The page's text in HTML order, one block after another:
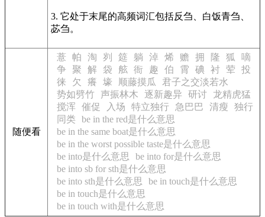
3. 它处于末尾的高频词汇包括反刍、白饭青刍、
苾刍。
随便看
薏 帕 淘 刿 筵 躺 淖 烯 赡 拥 隆 狐
嘀
争
聚 解 袋 舷 衙 趣 伯 霄 碘 衬 荤
投
徕
欠 癢 壕 顺藤摸瓜
君子之交淡若水
势如劈竹
声振林木 逐新趣异 研讨
龙精虎猛
搅浑
催促 入场 特立独行 急巴巴 清瘦
独行
同类
be in the red是什么意思
be in the same boat是什么意思
be in the worst possible taste是什么意思
be into是什么意思
be into for是什么意思
be into sb for sth是什么意思
be into sth是什么意思
be in touch是什么意思
be in touch是什么意思
be in touch with是什么意思